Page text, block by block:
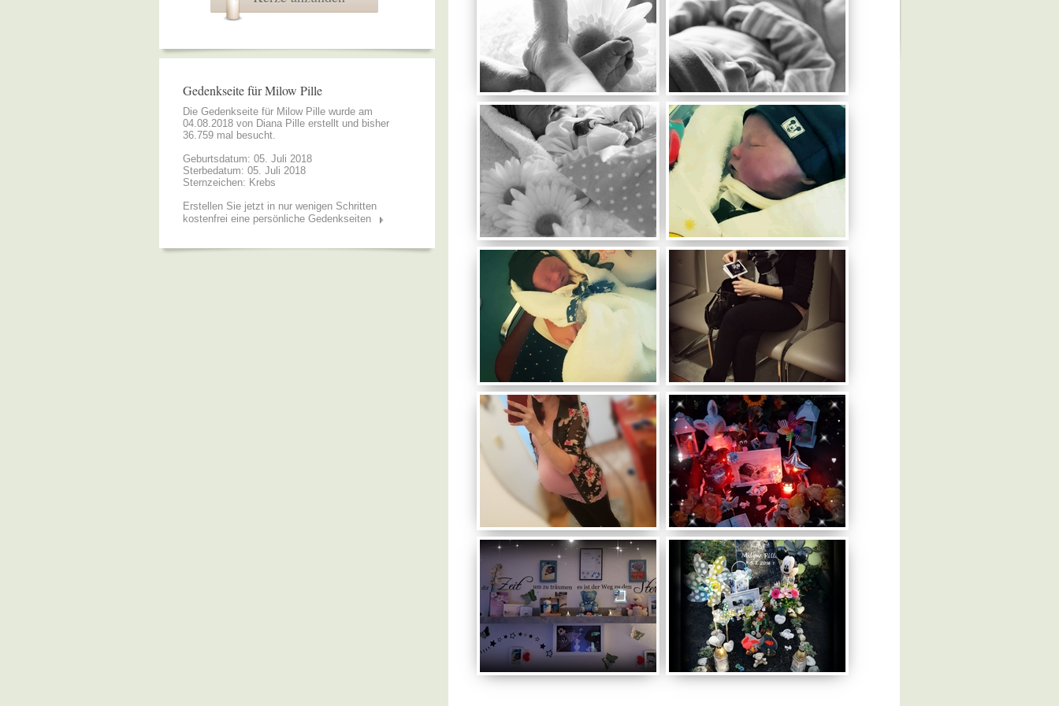
Gedenkseite für Milow Pille
Die Gedenkseite für Milow Pille wurde am
04.08.2018 von Diana Pille erstellt und bisher
36.759 mal besucht.
Geburtsdatum: 05. Juli 2018
Sterbedatum: 05. Juli 2018
Sternzeichen: Krebs
Erstellen Sie jetzt in nur wenigen Schritten
kostenfrei eine persönliche Gedenkseiten